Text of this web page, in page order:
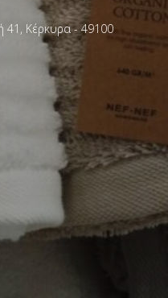
Κέρκυρα - 49100